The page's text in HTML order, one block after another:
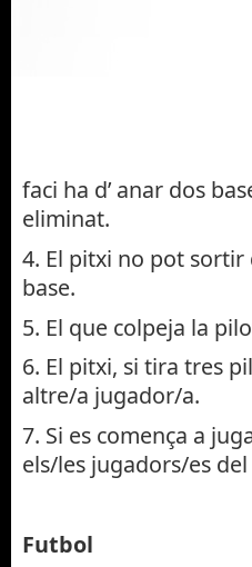
faci ha d’ anar dos
eliminat.
4. El pitxi no pot sortir
base.
5. El que colpeja la
6. El pitxi, si tira tres
altre/a jugador/a.
7. Si es comença a
els/les jugadors/es
Futbol